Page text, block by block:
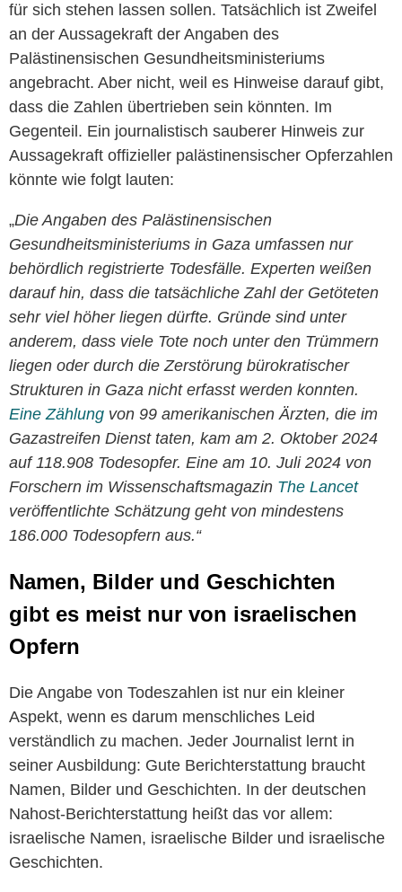
für sich stehen lassen sollen. Tatsächlich ist Zweifel
an der Aussagekraft der Angaben des
Palästinensischen Gesundheitsministeriums
angebracht. Aber nicht, weil es Hinweise darauf gibt,
dass die Zahlen übertrieben sein könnten. Im
Gegenteil. Ein journalistisch sauberer Hinweis zur
Aussagekraft offizieller palästinensischer Opferzahlen
könnte wie folgt lauten:
„Die Angaben des Palästinensischen
Gesundheitsministeriums in Gaza umfassen nur
behördlich registrierte Todesfälle. Experten weißen
darauf hin, dass die tatsächliche Zahl der Getöteten
sehr viel höher liegen dürfte. Gründe sind unter
anderem, dass viele Tote noch unter den Trümmern
liegen oder durch die Zerstörung bürokratischer
Strukturen in Gaza nicht erfasst werden konnten.
Eine Zählung von 99 amerikanischen Ärzten, die im
Gazastreifen Dienst taten, kam am 2. Oktober 2024
auf 118.908 Todesopfer. Eine am 10. Juli 2024 von
Forschern im Wissenschaftsmagazin The Lancet
veröffentlichte Schätzung geht von mindestens
186.000 Todesopfern aus.“
Namen, Bilder und Geschichten
gibt es meist nur von israelischen
Opfern
Die Angabe von Todeszahlen ist nur ein kleiner
Aspekt, wenn es darum menschliches Leid
verständlich zu machen. Jeder Journalist lernt in
seiner Ausbildung: Gute Berichterstattung braucht
Namen, Bilder und Geschichten. In der deutschen
Nahost-Berichterstattung heißt das vor allem:
israelische Namen, israelische Bilder und israelische
Geschichten.